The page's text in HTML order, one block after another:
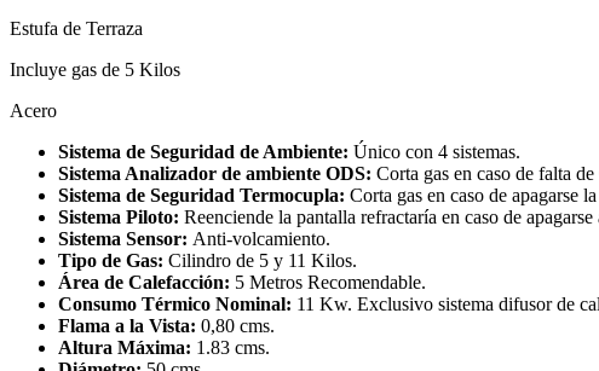
Estufa de Terraza
Incluye gas de 5 Kilos
Acero
Sistema de Seguridad de Ambiente: Único con 4 sistemas.
Sistema Analizador de ambiente ODS: Corta gas en caso de falta
Sistema de Seguridad Termocupla: Corta gas en caso de apagarse
Sistema Piloto: Reenciende la pantalla refractaría en caso de
Sistema Sensor: Anti-volcamiento.
Tipo de Gas: Cilindro de 5 y 11 Kilos.
Área de Calefacción: 5 Metros Recomendable.
Consumo Térmico Nominal: 11 Kw. Exclusivo sistema difusor de
Flama a la Vista: 0,80 cms.
Altura Máxima: 1.83 cms.